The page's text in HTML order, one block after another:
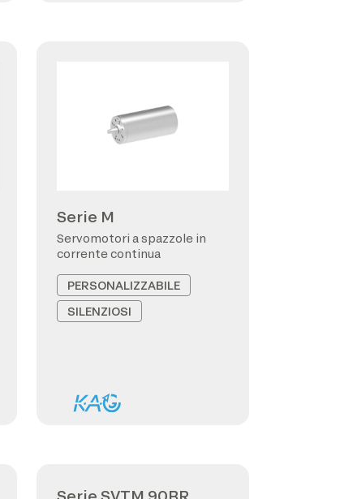
Serie M
Servomotori a spazzole in
corrente continua
PERSONALIZZABILE
SILENZIOSI